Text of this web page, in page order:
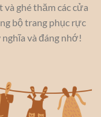
ghé thăm các cửa
bộ trang phục rực
và đáng nhớ!